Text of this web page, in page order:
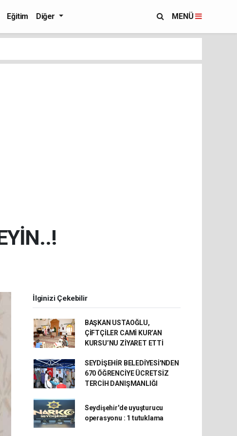
Eğitim Diğer MENÜ
İlginizi Çekebilir
BAŞKAN USTAOĞLU,
ÇİFTÇİLER CAMİ KUR’AN
KURSU’NU ZİYARET ETTİ
SEYDİŞEHİR BELEDİYESİ'NDEN
670 ÖĞRENCİYE ÜCRETSİZ
TERCİH DANIŞMANLIĞI
Seydişehir'de uyuşturucu
operasyonu : 1 tutuklama